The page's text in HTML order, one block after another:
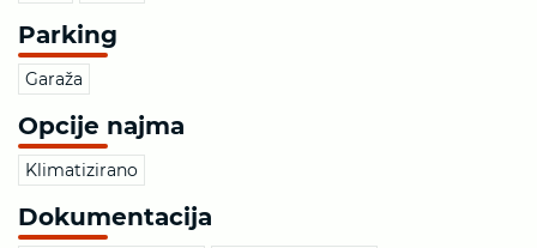
Parking
Garaža
Opcije najma
Klimatizirano
Dokumentacija